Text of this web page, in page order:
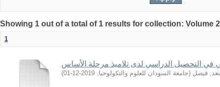
Showing 1 out of a total of 1 results for collection: Volume
1
في التحصيل الدراسي لدى تلاميذ مرحلة الأساس
فيصل (جامعة السودان للعلوم والتكولوجيا,
2019-12-01
)